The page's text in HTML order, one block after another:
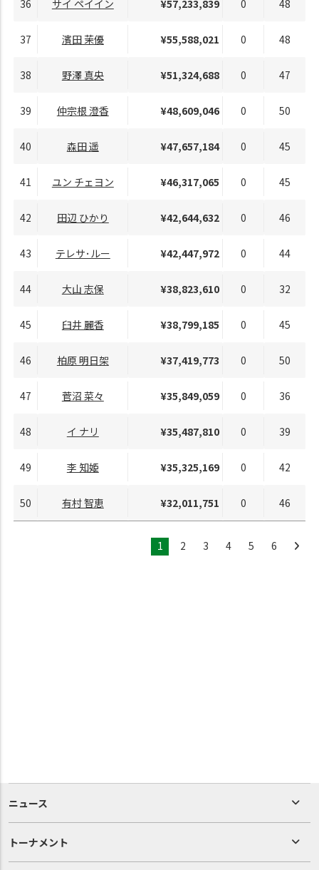
36 サイ ペイイン ¥57,233,839 0 48
37 濱田 茉優 ¥55,588,021 0 48
38 野澤 真央 ¥51,324,688 0 47
39 仲宗根 澄香 ¥48,609,046 0 50
40 森田 遥 ¥47,657,184 0 45
41 ユン チェヨン ¥46,317,065 0 45
42 田辺 ひかり ¥42,644,632 0 46
43 テレサ･ルー ¥42,447,972 0 44
44 大山 志保 ¥38,823,610 0 32
45 臼井 麗香 ¥38,799,185 0 45
46 柏原 明日架 ¥37,419,773 0 50
47 菅沼 菜々 ¥35,849,059 0 36
48 イ ナリ ¥35,487,810 0 39
49 李 知姫 ¥35,325,169 0 42
50 有村 智恵 ¥32,011,751 0 46
1 2 3 4 5 6
ニュース
トーナメント